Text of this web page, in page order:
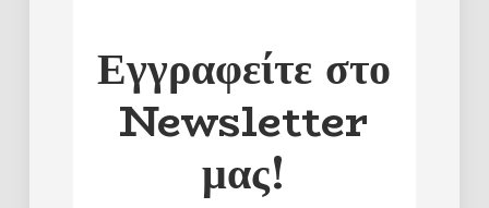
Εγγραφείτε στο
Newsletter
μας!